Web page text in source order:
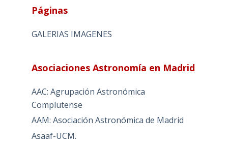
Páginas
GALERIAS IMAGENES
Asociaciones Astronomía en Madrid
AAC: Agrupación Astronómica
Complutense
AAM: Asociación Astronómica de Madrid
Asaaf-UCM.